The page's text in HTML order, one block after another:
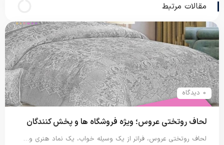
مقالات مرتبط
0 دیدگاه
لحاف روتختی عروس؛ ویژه فروشگاه ها و پخش کنندگان
لحاف روتختی عروس، فراتر از یک وسیله خواب، یک نماد هنری و…